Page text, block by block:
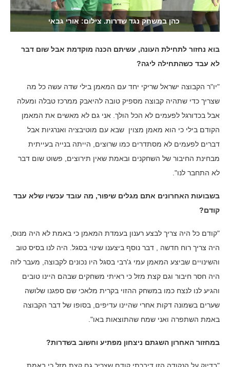
כהן במשחק נגד שדרות. צילום: אורי גבאי
בוא נחזור לתחילת העונה, עשיתם הכנה מוקדמת אבל שום דבר
לא עבד כשהתחילה ליגה?
"יו"ר הקבוצה ישראל שריקי יחד עם המאמן בילי שדה עשה כל מה
שצריך כדי שתהיה קבוצה מספיק טובה להיאבק ממרכז טבלה ומעלה
אבל בכדורגל לפעמים לא הכל הולך. אני גם לא מאשים את המאמן
הקודם בילי כי הוא מאמן מצוין שבא עם מוטיבציה ואנרגיות אבל
דברים לפעמים לא מסתדרים כמו שרוצים, הייתה בנייה בעייתית
מבחינת החיבור של השחקנים ובאמת שאין תירוצים, פשוט שום דבר
לא התחבר לנו".
בשבועות האחרונים אתם מגלים שיפור, מה עובד עכשיו שלא עבד
קודם?
"קודם כל היה צריך לבצע רענון בעמדת המאמן כי באמת לא היה מנוס,
היה צריך רוח חדשה , דבר נוסף ביצענו שינוי בסגל. היה לנו בסיס טוב
והשינויים שביצע המאמן עמי ג'רבי בסגל היו נכונים לקבוצה, מעבר לזה
היה חסר חיבור וגם קצת מזל כי ראיתי משחקים שבהם היינו טובים
והגיע לנו לנצח כמו במשחק ההזוי בקרית מלאכי שם ספגנו שלושה
שערים בשמונה דקות אחרי שהיינו עדיפים, בסופו של דבר הקבוצה
באמת השתפרה ואני שמח שהתוצאות באו".
במחזור האחרון השגתם ניצחון מפתיע וחשוב בשדרות?
"בדיוק על הנקודה הזו דיברתי קודם שצריך גם קצת מזל כי באמת